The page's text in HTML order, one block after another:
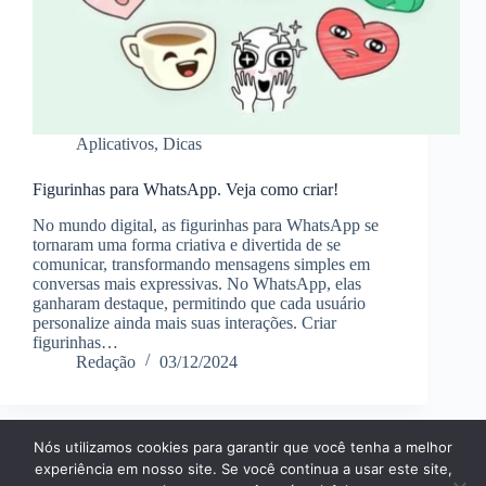
Aplicativos, Dicas
Figurinhas para WhatsApp. Veja como criar!
No mundo digital, as figurinhas para WhatsApp se
tornaram uma forma criativa e divertida de se
comunicar, transformando mensagens simples em
conversas mais expressivas. No WhatsApp, elas
ganharam destaque, permitindo que cada usuário
personalize ainda mais suas interações. Criar
figurinhas…
Redação
03/12/2024
Página Inícial Dicas
Aplicativos
Nós utilizamos cookies para garantir que você tenha a melhor
experiência em nosso site. Se você continua a usar este site,